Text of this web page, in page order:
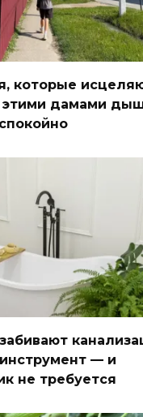
которые
дамами
— и
не требуется